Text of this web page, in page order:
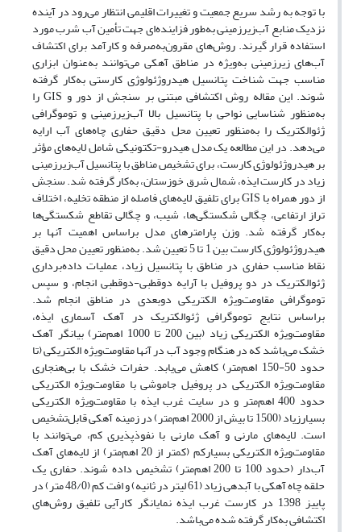
با توجه به رشد سریع جمعیت و تغییرات اقلیمی انتظار می‌رود در آینده
نزدیک منابع آب‌زیرزمینی به‌طور فزاینده‌ای جهت تأمین آب شرب مورد
استفاده قرار گیرند. روش‌های مقرون‌به‌صرفه و کارآمد برای اکتشاف
آب‌های زیرزمینی به‌ویژه در مناطق آهکی می‌توانند به‌عنوان ابزاری
مناسب جهت شناخت پتانسیل هیدروژئولوژی کارستی به‌کار گرفته
شوند. این مقاله روش اکتشافی مبتنی بر سنجش از دور و GIS را
به‌منظور شناسایی نواحی با پتانسیل بالا آب‌زیرزمینی و توموگرافی
ژئوالکتریک را به‌منظور تعیین محل دقیق حفاری چاه‌های آب ارایه
می‌دهد. در این مطالعه یک مدل هیدرو-تکتونیکی شامل لایه‌های مؤثر
بر هیدروژئولوژی کارست، برای تشخیص مناطق با پتانسیل آب‌زیرزمینی
زیاد در کارست ایذه، شمال شرق خوزستان، به‌کار گرفته شد. سنجش
از دور همراه با GIS برای تلفیق لایه‌های فاصله از منطقه تخلیه، اختلاف
تراز ارتفاعی، چگالی شکستگی‌ها، شیب، و چگالی تقاطع شکستگی‌ها
به‌کار گرفته شد. وزن پارامترهای مدل براساس اهمیت آنها بر
هیدروژئولوژی کارست بین 1 تا 5 تعیین شد. به‌منظور تعیین محل دقیق
نقاط مناسب حفاری در مناطق با پتانسیل زیاد، عملیات داده‌برداری
ژئوالکتریک در دو پروفیل با آرایه دوقطبی-دوقطبی انجام، و سپس
توموگرافی مقاومت‌ویژه الکتریکی دوبعدی در مناطق انجام شد.
براساس نتایج توموگرافی ژئوالکتریک در آهک آسماری ایذه،
مقاومت‌ویژه الکتریکی زیاد (بین 200 تا 1000 اهم‌متر) بیانگر آهک
خشک می‌باشد که در هنگام وجود آب در آنها مقاومت‌ویژه الکتریکی (تا
حدود 50-150 اهم‌متر) کاهش می‌یابد. حفرات خشک با بی‌هنجاری
مقاومت‌ویژه الکتریکی در پروفیل جاموشی با مقاومت‌ویژه الکتریکی
حدود 400 اهم‌متر و در سایت غرب ایذه با مقاومت‌ویژه الکتریکی
بسیارزیاد (1500 تا بیش از 2000 اهم‌متر) در زمینه آهکی قابل‌تشخیص
است. لایه‌های مارنی و آهک مارنی با نفوذپذیری کم، می‌توانند با
مقاومت‌ویژه الکتریکی بسیارکم (کمتر از 20 اهم‌متر) از لایه‌های آهک
آب‌دار (حدود 100 تا 200 اهم‌متر) تشخیص داده شوند. حفاری یک
حلقه چاه آهکی با آبدهی زیاد (61 لیتر در ثانیه) و افت کم (48/0 متر) در
پاییز 1398 در کارست غرب ایذه نمایانگر کارآیی تلفیق روش‌های
اکتشافی به‌کار گرفته شده می‌باشد.